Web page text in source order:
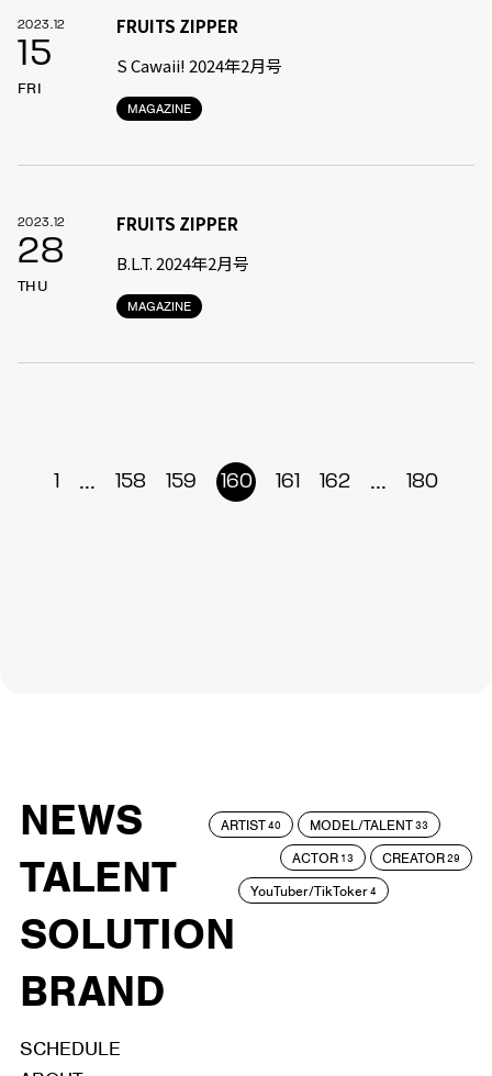
2023.12
15
FRI
MAGAZINE
FRUITS ZIPPER
S Cawaii! 2024年2月号
2023.12
28
THU
MAGAZINE
FRUITS ZIPPER
B.L.T. 2024年2月号
1 ... 158 159 160 161 162 ... 180
NEWS
TALENT
SOLUTION
BRAND
ARTIST40 MODEL/TALENT33
ACTOR 13 CREATOR29
YouTuber/TikToker4
SCHEDULE